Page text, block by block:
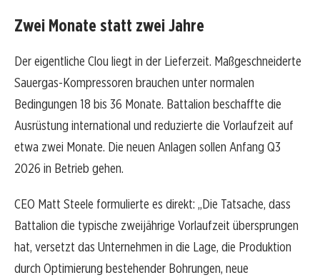
Zwei Monate statt zwei Jahre
Der eigentliche Clou liegt in der Lieferzeit. Maßgeschneiderte
Sauergas-Kompressoren brauchen unter normalen
Bedingungen 18 bis 36 Monate. Battalion beschaffte die
Ausrüstung international und reduzierte die Vorlaufzeit auf
etwa zwei Monate. Die neuen Anlagen sollen Anfang Q3
2026 in Betrieb gehen.
CEO Matt Steele formulierte es direkt: „Die Tatsache, dass
Battalion die typische zweijährige Vorlaufzeit übersprungen
hat, versetzt das Unternehmen in die Lage, die Produktion
durch Optimierung bestehender Bohrungen, neue